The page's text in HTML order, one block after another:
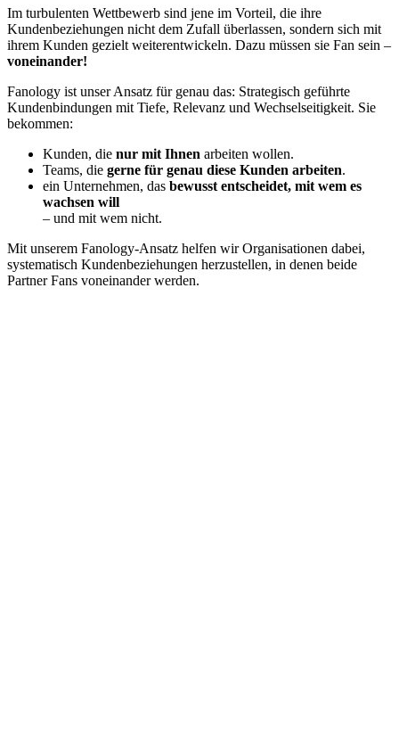
Im turbulenten Wettbewerb sind jene im Vorteil, die ihre
Kundenbeziehungen nicht dem Zufall überlassen, sondern sich mit
ihrem Kunden gezielt weiterentwickeln. Dazu müssen sie Fan sein –
voneinander!
Fanology ist unser Ansatz für genau das: Strategisch geführte
Kundenbindungen mit Tiefe, Relevanz und Wechselseitigkeit. Sie
bekommen:
Kunden, die nur mit Ihnen arbeiten wollen.
Teams, die gerne für genau diese Kunden arbeiten.
ein Unternehmen, das bewusst entscheidet, mit wem es
wachsen will
– und mit wem nicht.
Mit unserem Fanology-Ansatz helfen wir Organisationen dabei,
systematisch Kundenbeziehungen herzustellen, in denen beide
Partner Fans voneinander werden.